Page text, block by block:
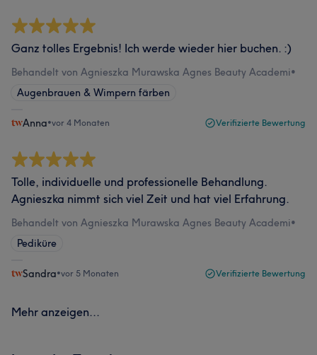
Ganz tolles Ergebnis! Ich werde wieder hier buchen. :)
Behandelt von Agnieszka Murawska Agnes Beauty Academi•
Augenbrauen & Wimpern färben
Anna•vor 4 Monaten Verifizierte Bewertung
Tolle, individuelle und professionelle Behandlung.
Agnieszka nimmt sich viel Zeit und hat viel Erfahrung.
Behandelt von Agnieszka Murawska Agnes Beauty Academi•
Pediküre
Sandra•vor 5 Monaten Verifizierte Bewertung
Mehr anzeigen...